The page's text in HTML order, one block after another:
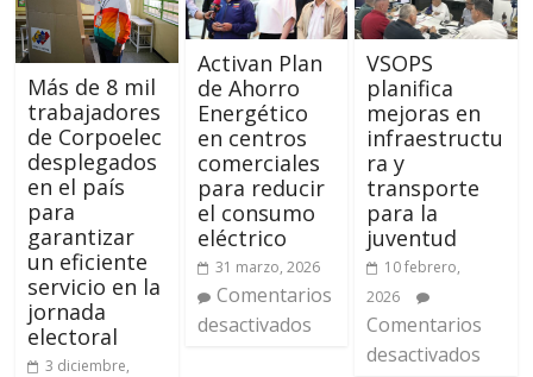
Más de 8 mil
trabajadores
de Corpoelec
desplegados
en el país
para
garantizar
un eficiente
servicio en la
jornada
electoral
3 diciembre,
Activan Plan
de Ahorro
Energético
en centros
comerciales
para reducir
el consumo
eléctrico
31 marzo, 2026
Comentarios
desactivados
VSOPS
planifica
mejoras en
infraestructu
ra y
transporte
para la
juventud
10 febrero,
2026
Comentarios
desactivados